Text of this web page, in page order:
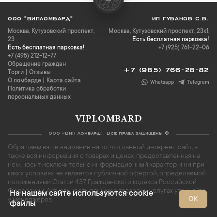
ООО "ВИПЛОМБАРД"
Москва, Кутузовский проспект,
23
Есть бесплатная парковка!
+7 (495) 212-12-77
Обращение граждан
Торги
Отзывы
О ломбарде
Карта сайта
Политика обработки
персональных данных
ИП ГУБАНОВ С.В.
Москва, Кутузовский проспект, 23к1,
Есть бесплатная парковка!
+7 (925) 761-22-06
+7 (985) 766-28-82
Whatsapp Telegram
VIPLOMBARD
ООО «ВИП Ломбард». Все права защищены ©
Обращаем ваше внимание на то, что данный интернет-сайт, а
также вся информация о товарах и ценах, предоставленная на
нём, носит исключительно информационный характер и ни при
каких условиях не является публичной офертой, определяемой
положениями Статьи 437 Гражданского кодекса Российской
Федерации. Актуальность данных о товарах и услугах уточняйте
у менеджеров.
На нашем сайте используются cookie
файлы
ОК